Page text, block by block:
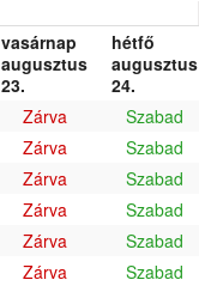
vasárnap
augusztus
23.
hétfő
augusztus
24.
Zárva
Szabad
Zárva
Szabad
Zárva
Szabad
Zárva
Szabad
Zárva
Szabad
Zárva
Szabad